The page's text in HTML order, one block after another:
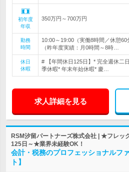
初年度
年収
350万円～700万円
勤務
時間
10:00～19:00（実働8時間／休憩
（昨年度実績：月0時間～8時…
休日
休暇
# 【年間休日125日】* 完全週休二
季休暇* 年末年始休暇* 慶…
求人詳細を見る
RSM汐留パートナーズ株式会社 | ★フレ
125日～★業界未経験OK！
会計・税務のプロフェッショナルフ
ト】